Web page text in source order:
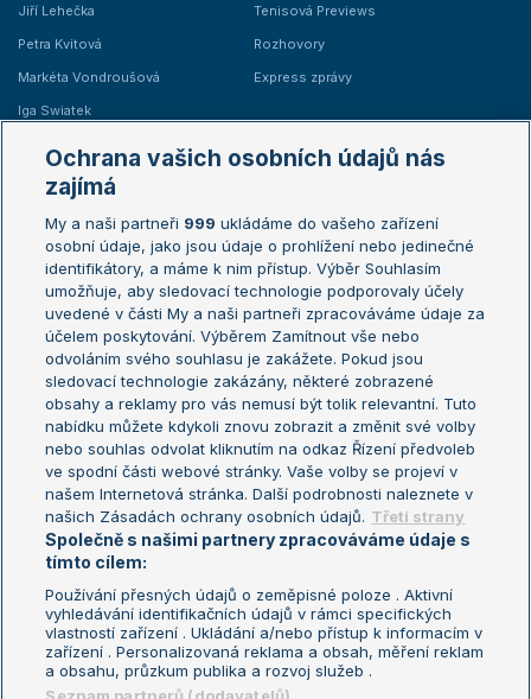
Jiří Lehečka
Petra Kvitová
Markéta Vondroušová
Iga Swiatek
Tenisová Previews
Rozhovory
Express zprávy
Žebříčky
Žebříček ATP (muži)
Žebříček WTA (ženy)
Sázkařský žebříček
Australian Open
French Open
Wimbledon
US Open
Turnaj mistrů
Turnaj mistryň
Aktualní trendy
Fotbalové přestupy
Livesport Daily
LS Prague Open
Podmínky užití
Nastavení soukromí
GDPR a žurnalistika
Reklama
Kontakt
Informace o zpracování osobních
Ochrana vašich osobních údajů nás
zajímá
My a naši partneři 999 ukládáme do vašeho zařízení
osobní údaje, jako jsou údaje o prohlížení nebo jedinečné
identifikátory, a máme k nim přístup. Výběr Souhlasím
umožňuje, aby sledovací technologie podporovaly účely
uvedené v části My a naši partneři zpracováváme údaje za
účelem poskytování. Výběrem Zamítnout vše nebo
odvoláním svého souhlasu je zakážete. Pokud jsou
sledovací technologie zakázány, některé zobrazené
obsahy a reklamy pro vás nemusí být tolik relevantní. Tuto
nabídku můžete kdykoli znovu zobrazit a změnit své volby
nebo souhlas odvolat kliknutím na odkaz Řízení předvoleb
ve spodní části webové stránky. Vaše volby se projeví v
našem Internetová stránka. Další podrobnosti naleznete v
našich Zásadách ochrany osobních údajů. Třetí strany
Společně s našimi partnery zpracováváme údaje s
tímto cílem:
Používání přesných údajů o zeměpisné poloze . Aktivní
vyhledávání identifikačních údajů v rámci specifických
vlastností zařízení . Ukládání a/nebo přístup k informacím v
zařízení . Personalizovaná reklama a obsah, měření reklam
a obsahu, průzkum publika a rozvoj služeb .